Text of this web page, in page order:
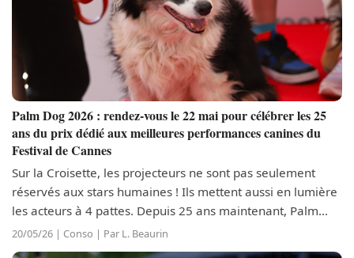
Palm Dog 2026 : rendez-vous le 22 mai pour célébrer les 25
ans du prix dédié aux meilleures performances canines du
Festival de Cannes
Sur la Croisette, les projecteurs ne sont pas seulement
réservés aux stars humaines ! Ils mettent aussi en lumière
les acteurs à 4 pattes. Depuis 25 ans maintenant, Palm
Dog récompense les meilleures performances canines du
Festival. Cette année,...
20/05/26 | Conso | Par L. Beaurin